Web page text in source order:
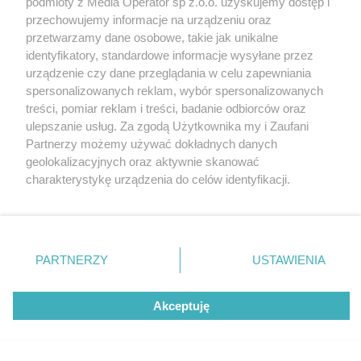
Tarnowskie Góry
Ruda Śląska
Świętochłowice
Tychy
Bytom
Katowice
Gliwice
Zabrze
Zagłębie
Newsletter
Reklama
przechowujemy informacje na urządzeniu oraz
przetwarzamy dane osobowe, takie jak unikalne
identyfikatory, standardowe informacje wysyłane przez
urządzenie czy dane przeglądania w celu zapewniania
spersonalizowanych reklam, wybór spersonalizowanych
treści, pomiar reklam i treści, badanie odbiorców oraz
ulepszanie usług. Za zgodą Użytkownika my i Zaufani
Partnerzy możemy używać dokładnych danych
geolokalizacyjnych oraz aktywnie skanować
charakterystykę urządzenia do celów identyfikacji.
zmienić/wycofać klikając przycisk ustawień prywatności
znajdujący się w lewym dolnym rogu strony
rodzaje przetwarzania danych nie wymagają zgody
użytkownika, ale masz prawo sprzeciwić się takiemu
przetwarzaniu. Preferencje będą miały zastosowania tylko
PARTNERZY USTAWIENIA
Akceptuję